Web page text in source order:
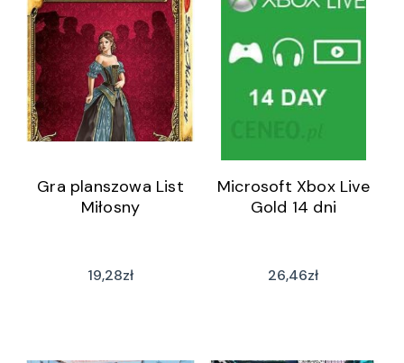
Gra planszowa List
Miłosny
19,28zł
Microsoft Xbox Live
Gold 14 dni
26,46zł